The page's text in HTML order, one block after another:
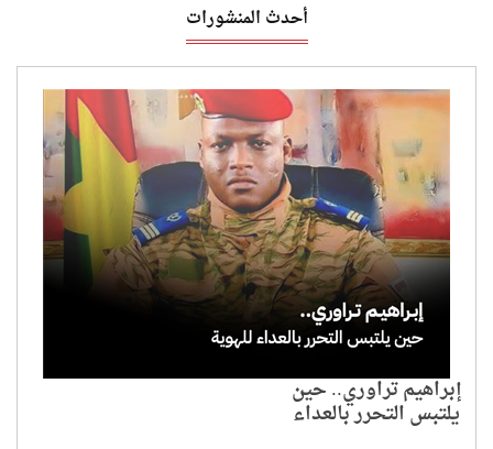
أحدث المنشورات
إبراهيم تراوري.. حين
يلتبس التحرر بالعداء